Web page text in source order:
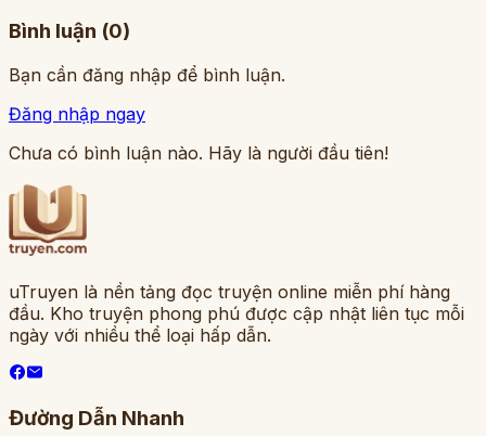
Bình luận (0)
Bạn cần đăng nhập để bình luận.
Đăng nhập ngay
Chưa có bình luận nào. Hãy là người đầu tiên!
uTruyen là nền tảng đọc truyện online miễn phí hàng
đầu. Kho truyện phong phú được cập nhật liên tục mỗi
ngày với nhiều thể loại hấp dẫn.
Đường Dẫn Nhanh